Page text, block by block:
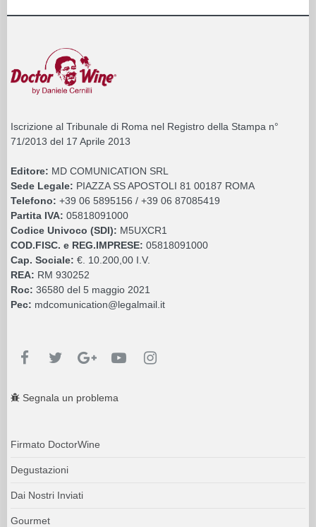
Iscrizione al Tribunale di Roma nel Registro della Stampa n°
71/2013 del 17 Aprile 2013
Editore: MD COMUNICATION SRL
Sede Legale: PIAZZA SS APOSTOLI 81 00187 ROMA
Telefono: +39 06 5895156 / +39 06 87085419
Partita IVA: 05818091000
Codice Univoco (SDI): M5UXCR1
COD.FISC. e REG.IMPRESE: 05818091000
Cap. Sociale: €. 10.200,00 I.V.
REA: RM 930252
Roc: 36580 del 5 maggio 2021
Pec: mdcomunication@legalmail.it
Segnala un problema
Firmato DoctorWine
Degustazioni
Dai Nostri Inviati
Gourmet